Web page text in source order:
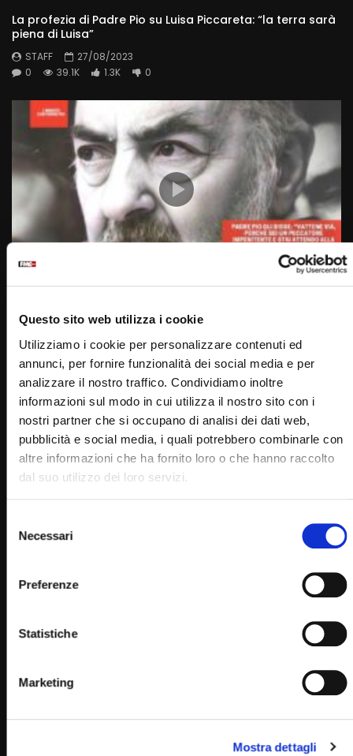
Questo sito web utilizza i cookie
Utilizziamo i cookie per personalizzare contenuti ed
annunci, per fornire funzionalità dei social media e per
analizzare il nostro traffico. Condividiamo inoltre
informazioni sul modo in cui utilizza il nostro sito con i
nostri partner che si occupano di analisi dei dati web,
pubblicità e social media, i quali potrebbero combinarle con
altre informazioni che ha fornito loro o che hanno raccolto
dal suo utilizzo dei loro servizi.
delNecessari
Preferenze
Statistiche
Marketing
Mostra dettagli
La profezia di Padre Pio su Luisa Piccareta: “la terra sarà
piena di Luisa”
STAFF
27/08/2023
0
39.1K 1.3K 0
impenitente. Stai attento alla Giustizia di Dio”
STAFF
23/01/2023
38.3K 1.1K
Padre Pio: “Calmati e stai tranquillo. Tu sei ben accetto a
STAFF